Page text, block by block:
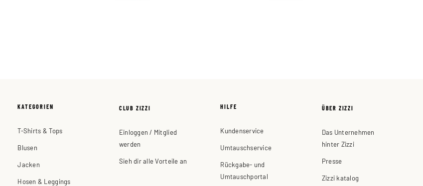
KATEGORIEN
T-Shirts & Tops
Blusen
Jacken
Hosen & Leggings
CLUB ZIZZI
Einloggen / Mitglied
werden
Sieh dir alle Vorteile an
HILFE
Kundenservice
Umtauschservice
Rückgabe- und
Umtauschportal
ÜBER ZIZZI
Das Unternehmen
hinter Zizzi
Presse
Zizzi katalog